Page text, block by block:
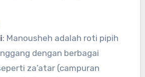
: Manousheh adalah roti pipih
dengan berbagai
za’atar (campuran